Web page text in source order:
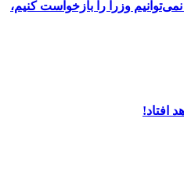
وزرا را بازخواست کنیم،
افتاد!